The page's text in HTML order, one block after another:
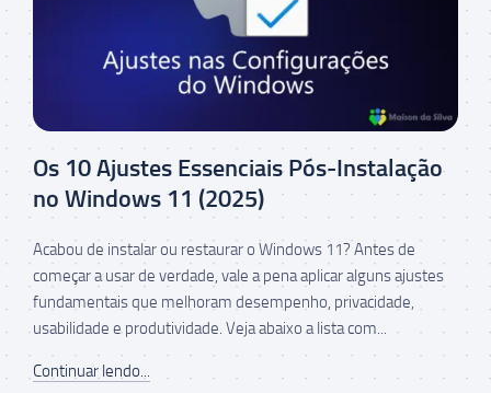
Os 10 Ajustes Essenciais Pós-Instalação
no Windows 11 (2025)
Acabou de instalar ou restaurar o Windows 11? Antes de
começar a usar de verdade, vale a pena aplicar alguns ajustes
fundamentais que melhoram desempenho, privacidade,
usabilidade e produtividade. Veja abaixo a lista com...
Continuar lendo...